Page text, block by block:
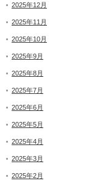
2025年12月
2025年11月
2025年10月
2025年9月
2025年8月
2025年7月
2025年6月
2025年5月
2025年4月
2025年3月
2025年2月